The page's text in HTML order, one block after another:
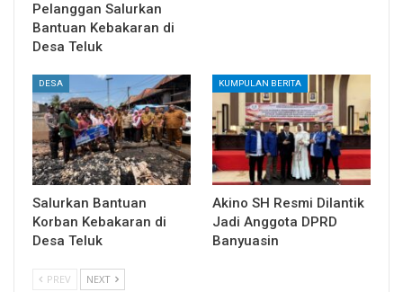
Pelanggan Salurkan
Bantuan Kebakaran di
Desa Teluk
DESA
Salurkan Bantuan
Korban Kebakaran di
Desa Teluk
KUMPULAN BERITA
Akino SH Resmi Dilantik
Jadi Anggota DPRD
Banyuasin
PREV NEXT